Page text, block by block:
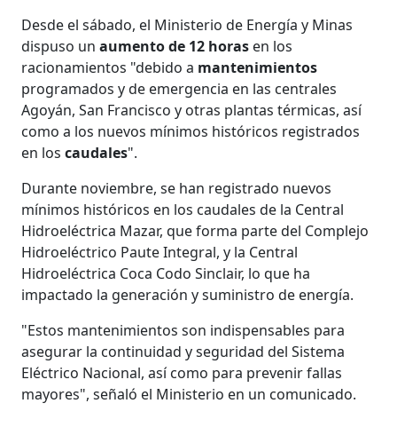
Desde el sábado, el Ministerio de Energía y Minas
dispuso unaumento de 12 horas en los
racionamientos "debido a mantenimientos
programados y de emergencia en las centrales
Agoyán, San Francisco y otras plantas térmicas, así
como a los nuevos mínimos históricos registrados
en loscaudales".
Durante noviembre, se han registrado nuevos
mínimos históricos en los caudales de la Central
Hidroeléctrica Mazar, que forma parte del Complejo
Hidroeléctrico Paute Integral, y la Central
Hidroeléctrica Coca Codo Sinclair, lo que ha
impactado la generación y suministro de energía.
"Estos mantenimientos son indispensables para
asegurar la continuidad y seguridad del Sistema
Eléctrico Nacional, así como para prevenir fallas
mayores", señaló el Ministerio en un comunicado.